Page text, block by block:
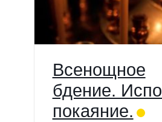
Всенощное
бдение.
покаяние.